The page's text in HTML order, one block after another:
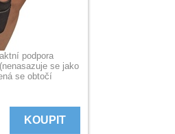
podpora
se jako
se obtočí
KOUPIT